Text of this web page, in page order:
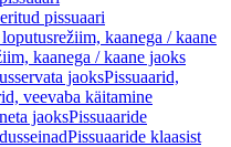
pissuaari
kaanega / kaane
kaanega / kaane jaoks
jaoksPissuaarid,
veevaba käitamine
jaoksPissuaaride
Pissuaaride klaasist